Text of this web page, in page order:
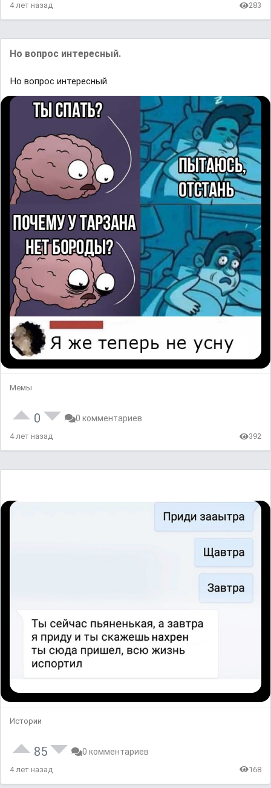
4 лет назад 283
Но вопрос интересный.
Но вопрос интересный.
Мемы
0 0 комментариев
4 лет назад 392
Истории
85 0 комментариев
4 лет назад 168